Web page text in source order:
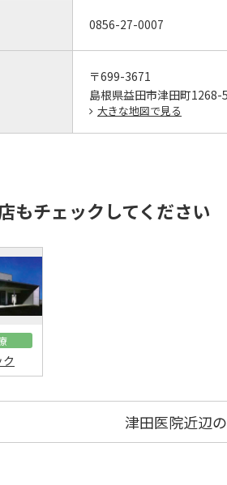
0856-27-0007
〒699-3671
島根県益田市津田町1268-5
大きな地図で見る
もチェックしてください
津田医院近辺